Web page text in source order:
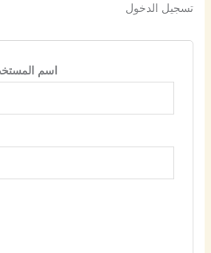
تسجيل الدخول
اسم